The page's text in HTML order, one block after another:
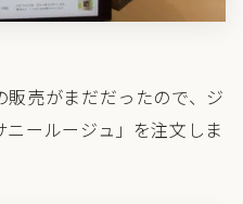
売がまだだったので、ジ
ールージュ」を注文しま